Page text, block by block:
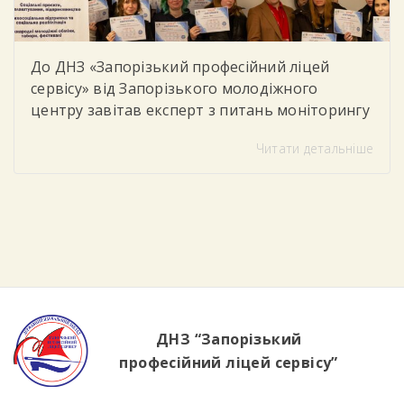
До ДНЗ «Запорізький професійний ліцей
сервісу» від Запорізького молодіжного
центру завітав експерт з питань моніторингу
студентів тренінг «Цифрова грамотність»
інформацію в інтернеті, розпізнавати фейки
Читати детальніше
ДНЗ “Запорізький
професійний ліцей сервісу”